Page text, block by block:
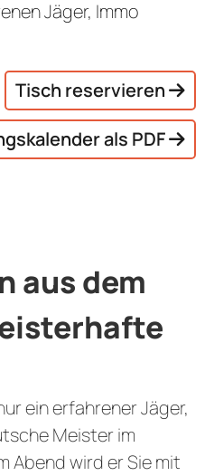
Jäger, Immo
Tisch reservieren
als PDF
aus dem
ein erfahrener Jäger,
Meister im
Abend wird er Sie mit